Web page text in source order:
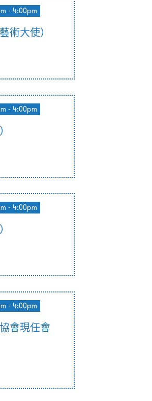
- 4:00pm
術大使）
- 4:00pm
- 4:00pm
- 4:00pm
會現任會